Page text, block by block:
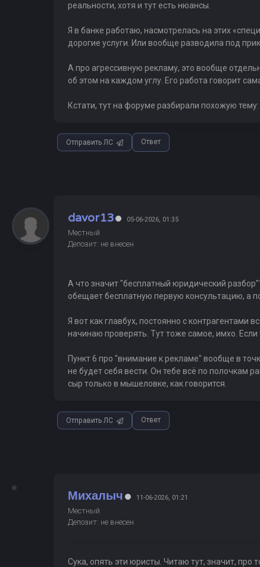
реальности, хотя и тут есть нюансы.
Я в банке работаю, насмотрелась на этих
дорогие услуги. Или вообще разводила под
А про агрессивную рекламу, это вообще
об этом на каждом углу. Его работа говорит
Кстати, тут на форуме разбирали похожую тему:
Отправить ЛС Ответ
davor13 05-06-2026, 01:35
Местный
Депозит: не внесен
А что значит "бесплатный юридический
обещает бесплатную первую консультацию, а
Я вот как главбух, постоянно с
начинаю проверять. Тут тоже самое, имхо. Если
Пункт 6 про "внимание к рекламе" вообще в
не будет себя вести. Он тебе всё по полочкам
сыр только в мышеловке, как говорится.
Отправить ЛС Ответ
Михалыч 11-06-2026, 01:21
Местный
Депозит: не внесен
Сука, опять эти юристы. Читаю тут, значит, про